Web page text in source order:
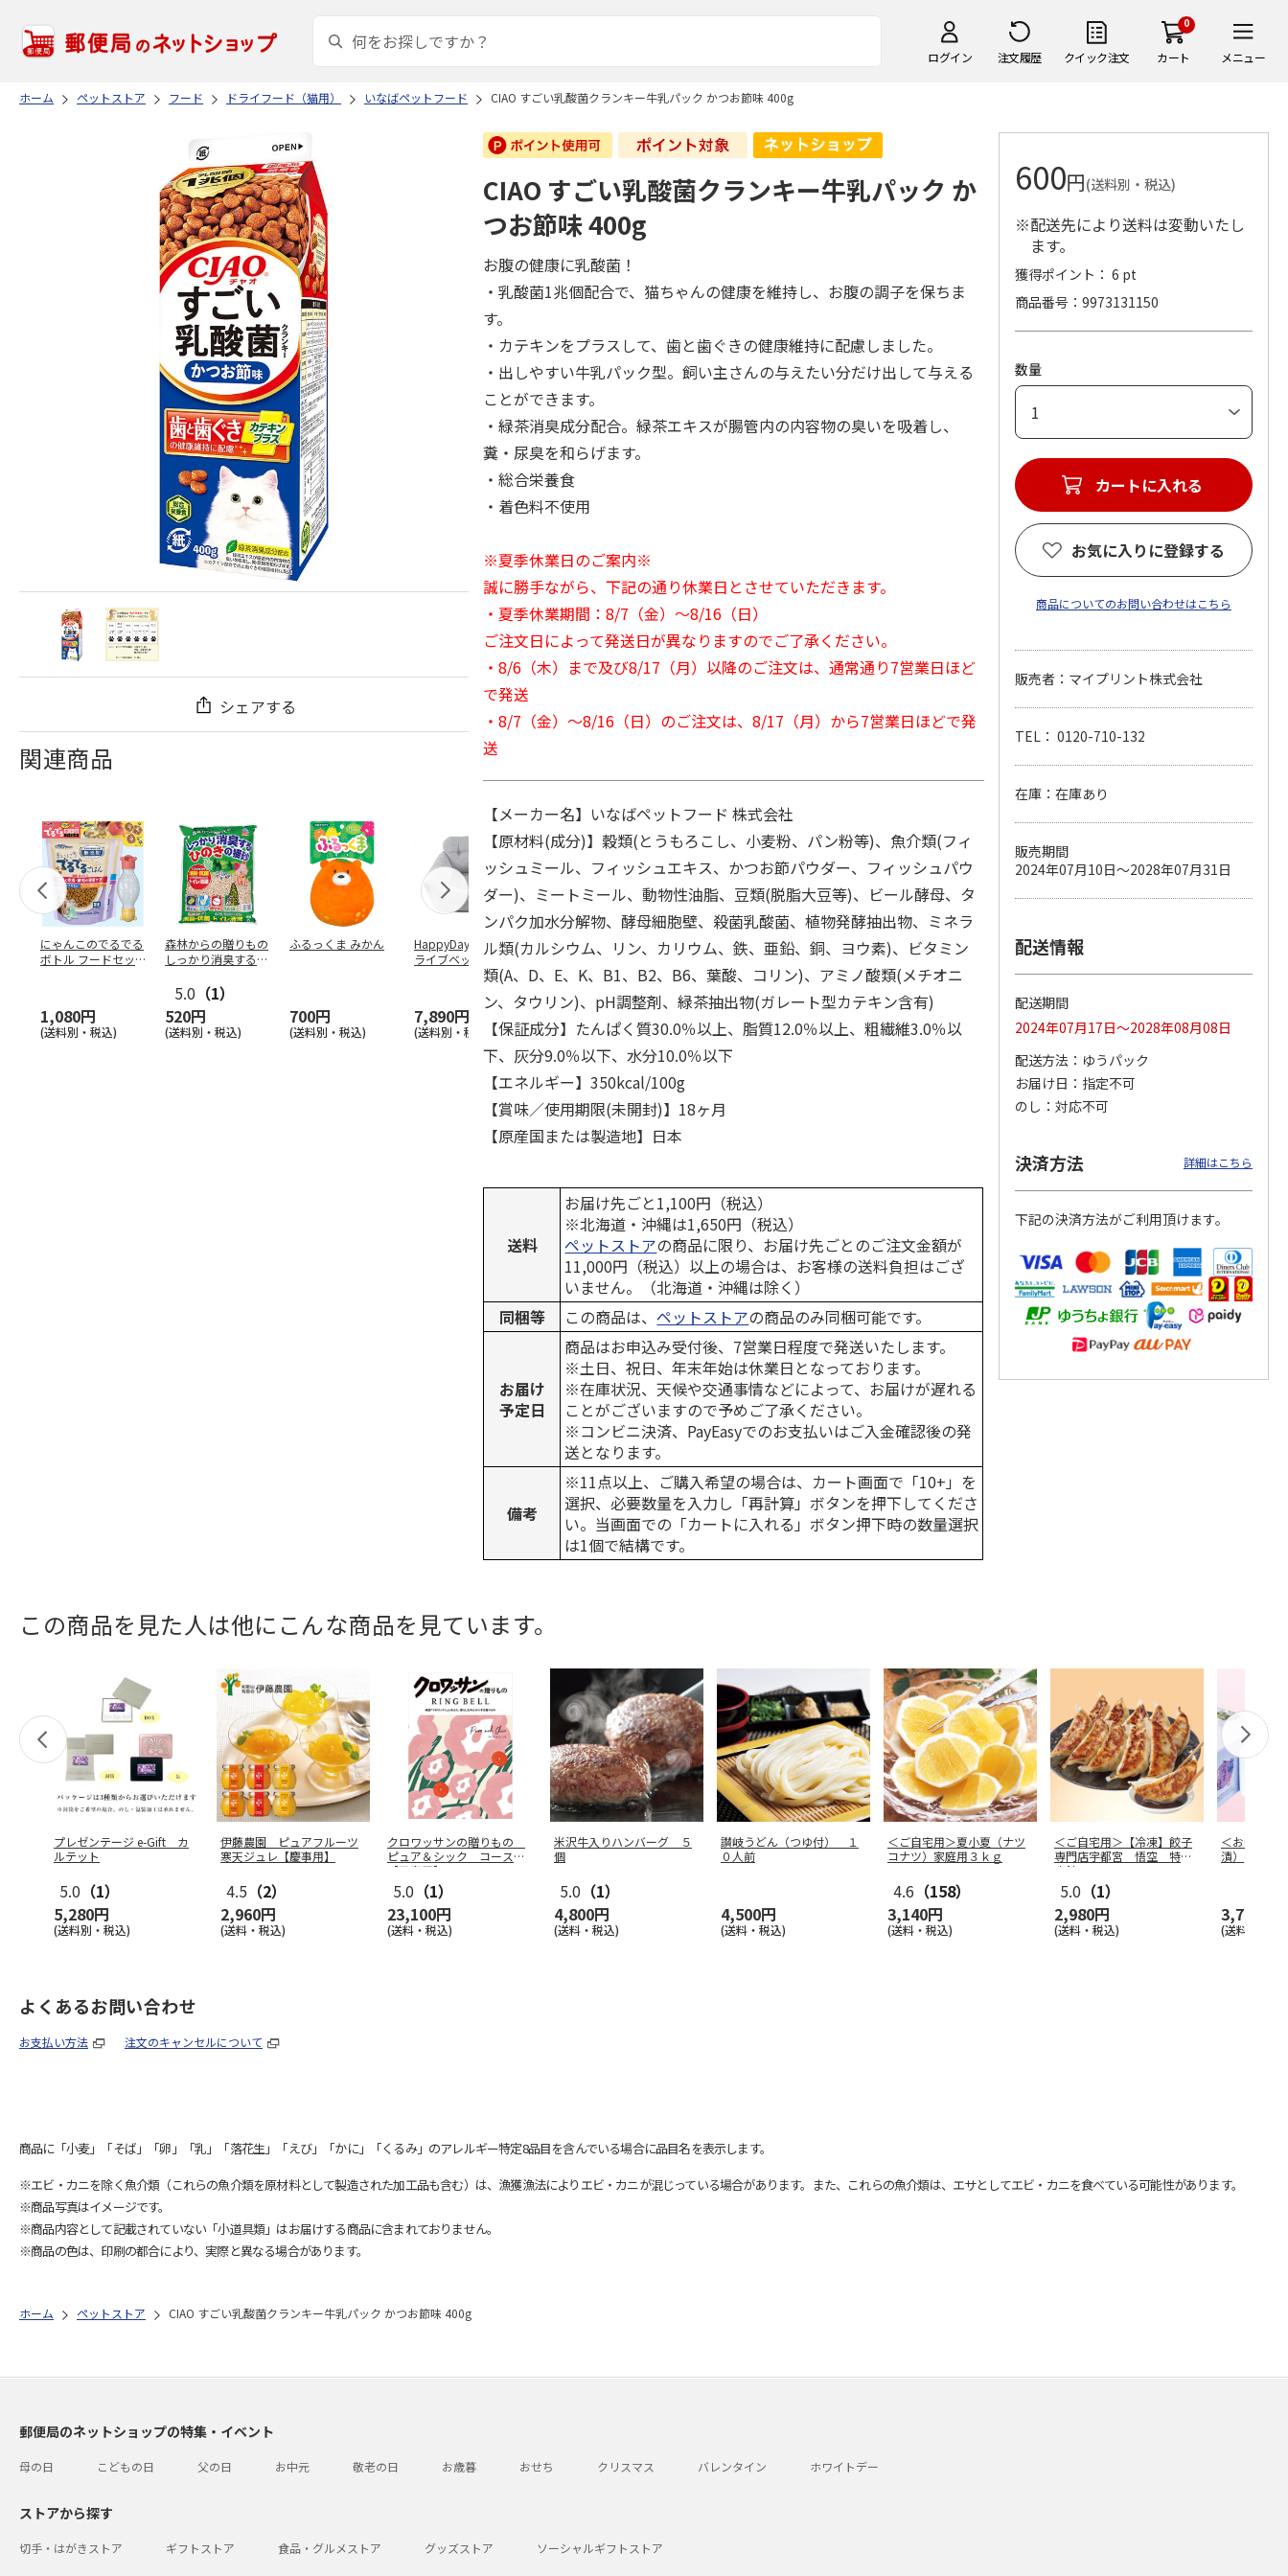
ログイン 注文履歴 クイック注文
0
カート メニュー
ホーム ペットストア フード ドライフード（猫用） いなばペットフード CIAO すごい乳酸菌クランキー牛乳パック かつお節味 400g
シェアする
関連商品
にゃんこのでるでる
ボトル フードセッ
1,080円
(送料別・税込)
森林からの贈りもの
しっかり消臭するひ
5.0 （1）
520円
(送料別・税込)
ふるっくま みかん
700円
(送料別・税込)
HappyDays 2wayド
ライブベッド グレ
7,890円
(送料別・税込)
獣医師開発 ニオイ
をとる砂専用 猫ト
イレ ナチュラルグ
1,550円
(送料別・税込)
デオトイレ 飛び散
らない消臭・抗菌サ
ンド 4L
1,320円
(送料別・税込)
無添加良品 カムカ
ムデンタルコーン
ぐるぐるボーン型 S
470円
(送料別・税込)
銀のスプーン パウ
チ 健康に育つ子ね
こ用 まぐろ・かつ
120円
(送料別・税込)
ペット線香 虹のか
なた フルーティフ
ローラルの香り
590円
(送料別・税込)
100円
(送料別・税込)
CIAO すごい乳酸菌クランキー牛乳パック か
つお節味 400g
お腹の健康に乳酸菌！
・乳酸菌1兆個配合で、猫ちゃんの健康を維持し、お腹の調子を保ちま
す。
・カテキンをプラスして、歯と歯ぐきの健康維持に配慮しました。
・出しやすい牛乳パック型。飼い主さんの与えたい分だけ出して与える
ことができます。
・緑茶消臭成分配合。緑茶エキスが腸管内の内容物の臭いを吸着し、
糞・尿臭を和らげます。
・総合栄養食
・着色料不使用
※夏季休業日のご案内※
誠に勝手ながら、下記の通り休業日とさせていただきます。
・夏季休業期間：8/7（金）～8/16（日）
ご注文日によって発送日が異なりますのでご了承ください。
・8/6（木）まで及び8/17（月）以降のご注文は、通常通り7営業日ほど
で発送
・8/7（金）～8/16（日）のご注文は、8/17（月）から7営業日ほどで発
送
【メーカー名】いなばペットフード 株式会社
【原材料(成分)】穀類(とうもろこし、小麦粉、パン粉等)、魚介類(フィ
ッシュミール、フィッシュエキス、かつお節パウダー、フィッシュパウ
ダー)、ミートミール、動物性油脂、豆類(脱脂大豆等)、ビール酵母、タ
ンパク加水分解物、酵母細胞壁、殺菌乳酸菌、植物発酵抽出物、ミネラ
ル類(カルシウム、リン、カリウム、鉄、亜鉛、銅、ヨウ素)、ビタミン
類(A、D、E、K、B1、B2、B6、葉酸、コリン)、アミノ酸類(メチオニ
ン、タウリン)、pH調整剤、緑茶抽出物(ガレート型カテキン含有)
【保証成分】たんぱく質30.0％以上、脂質12.0％以上、粗繊維3.0％以
下、灰分9.0％以下、水分10.0％以下
【エネルギー】350kcal/100g
【賞味／使用期限(未開封)】18ヶ月
【原産国または製造地】日本
送料
お届け先ごと1,100円（税込）
※北海道・沖縄は1,650円（税込）
ペットストアの商品に限り、お届け先ごとのご注文金額が
11,000円（税込）以上の場合は、お客様の送料負担はござ
いません。（北海道・沖縄は除く）
同梱等
この商品は、ペットストアの商品のみ同梱可能です。
お届け
予定日
商品はお申込み受付後、7営業日程度で発送いたします。
※土日、祝日、年末年始は休業日となっております。
※在庫状況、天候や交通事情などによって、お届けが遅れる
ことがございますので予めご了承ください。
※コンビニ決済、PayEasyでのお支払いはご入金確認後の発
送となります。
備考
※11点以上、ご購入希望の場合は、カート画面で「10+」を
選択、必要数量を入力し「再計算」ボタンを押下してくださ
い。当画面での「カートに入れる」ボタン押下時の数量選択
は1個で結構です。
600円(送料別・税込)
※配送先により送料は変動いたし
ます。
獲得ポイント： 6 pt
商品番号
9973131150
数量
カートに入れる
お気に入りに登録する
商品についてのお問い合わせはこちら
販売者：マイプリント株式会社
TEL： 0120-710-132
在庫：在庫あり
販売期間
2024年07月10日～2028年07月31日
配送情報
配送期間
2024年07月17日～2028年08月08日
配送方法
ゆうパック
お届け日
指定不可
のし
対応不可
決済方法 詳細はこちら
下記の決済方法がご利用頂けます。
この商品を見た人は他にこんな商品を見ています。
プレゼンテージ e-Gift カ
ルテット
5.0 （1）
5,280円
(送料別・税込)
伊藤農園 ピュアフルーツ
寒天ジュレ【慶事用】
4.5 （2）
2,960円
(送料・税込)
クロワッサンの贈りもの
ピュア＆シック コース
【弔事用】
5.0 （1）
23,100円
(送料・税込)
米沢牛入りハンバーグ ５
個
5.0 （1）
4,800円
(送料・税込)
讃岐うどん（つゆ付） １
０人前
4,500円
(送料・税込)
＜ご自宅用＞夏小夏（ナツ
コナツ）家庭用３ｋｇ
4.6 （158）
3,140円
(送料・税込)
＜ご自宅用＞【冷凍】餃子
専門店宇都宮 悟空 特製
肉餃子
5.0 （1）
2,980円
(送料・税込)
＜お中元＞
漬）
3,750円
(送料・税込)
よくあるお問い合わせ
お支払い方法 注文のキャンセルについて
商品に「小麦」「そば」「卵」「乳」「落花生」「えび」「かに」「くるみ」のアレルギー特定8品目を含んでいる場合に品目名を表示します。
※エビ・カニを除く魚介類（これらの魚介類を原材料として製造された加工品も含む）は、漁獲漁法によりエビ・カニが混じっている場合があります。また、これらの魚介類は、エサとしてエビ・カニを食べている可能性があります。
※商品写真はイメージです。
※商品内容として記載されていない「小道具類」はお届けする商品に含まれておりません。
※商品の色は、印刷の都合により、実際と異なる場合があります。
ホーム ペットストア CIAO すごい乳酸菌クランキー牛乳パック かつお節味 400g
郵便局のネットショップの特集・イベント
母の日 こどもの日 父の日 お中元 敬老の日 お歳暮 おせち クリスマス バレンタイン ホワイトデー
ストアから探す
切手・はがきストア ギフトストア 食品・グルメストア グッズストア ソーシャルギフトストア